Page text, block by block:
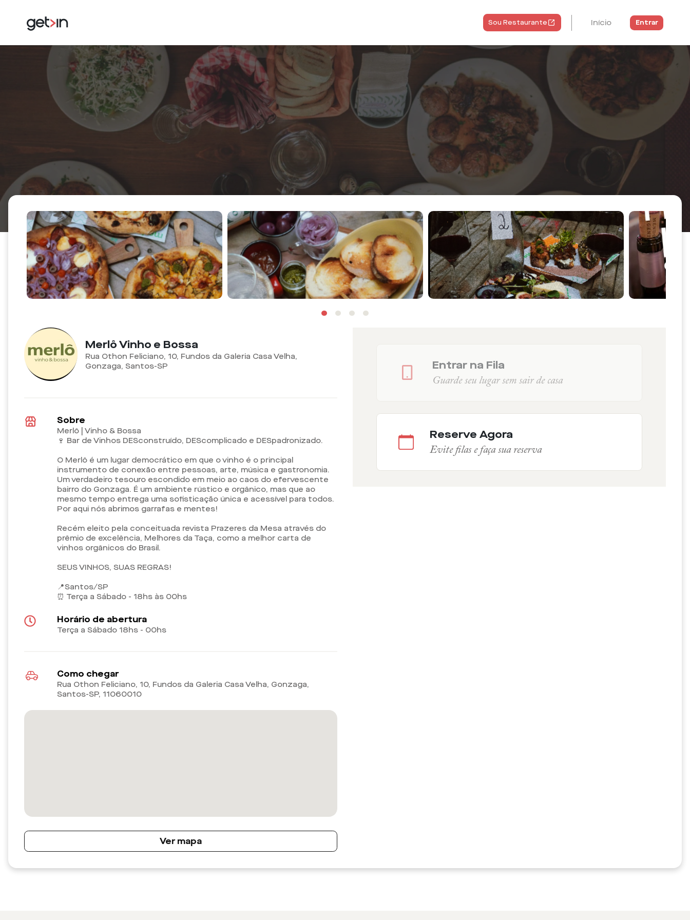
Sou Restaurante Início Entrar
Merlô Vinho e Bossa
Rua Othon Feliciano, 10, Fundos da Galeria Casa Velha,
Gonzaga, Santos-SP
Sobre
Merlô | Vinho & Bossa
🍷 Bar de Vinhos DESconstruído, DEScomplicado e DESpadronizado.
O Merlô é um lugar democrático em que o vinho é o principal
instrumento de conexão entre pessoas, arte, música e gastronomia.
Um verdadeiro tesouro escondido em meio ao caos do efervescente
bairro do Gonzaga. É um ambiente rústico e orgânico, mas que ao
mesmo tempo entrega uma sofisticação única e acessível para todos.
Por aqui nós abrimos garrafas e mentes!
Recém eleito pela conceituada revista Prazeres da Mesa através do
prêmio de excelência, Melhores da Taça, como a melhor carta de
vinhos orgânicos do Brasil.
SEUS VINHOS, SUAS REGRAS!
📍Santos/SP
⏰️ Terça a Sábado - 18hs às 00hs
Horário de abertura
Terça a Sábado 18hs - 00hs
Como chegar
Rua Othon Feliciano, 10, Fundos da Galeria Casa Velha, Gonzaga,
Santos-SP, 11060010
Ver mapa
Entrar na Fila
Guarde seu lugar sem sair de casa
Reserve Agora
Evite filas e faça sua reserva